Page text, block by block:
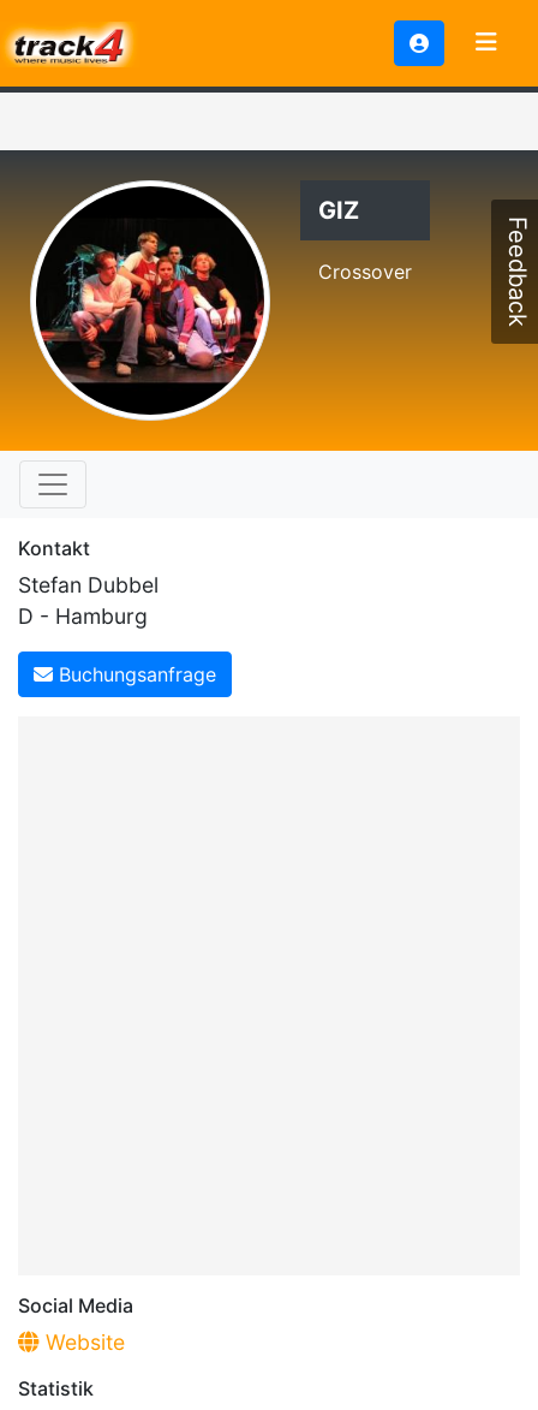
GIZ
Crossover
Kontakt
Stefan Dubbel
D - Hamburg
Buchungsanfrage
Social Media
Website
Statistik
Feedback